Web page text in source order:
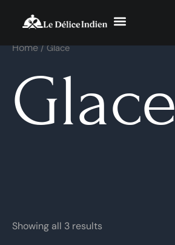
content
Home/ Glace
Glace
Showing all 3 results